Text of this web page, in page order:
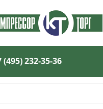
(495) 232-35-36